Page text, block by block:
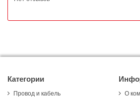
Категории
Провод и кабель
О